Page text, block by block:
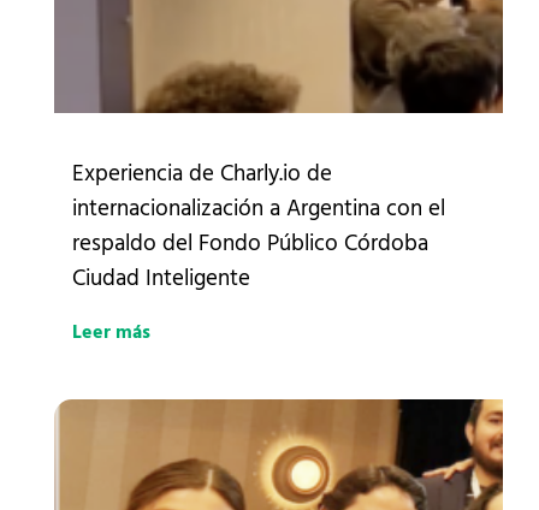
Experiencia de Charly.io de
internacionalización a Argentina con el
respaldo del Fondo Público Córdoba
Ciudad Inteligente
Leer más